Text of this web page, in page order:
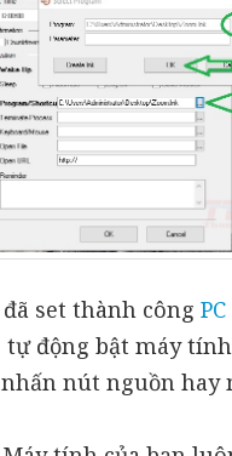
set thành côngPC
tự động bật máy
nút nguồn hay